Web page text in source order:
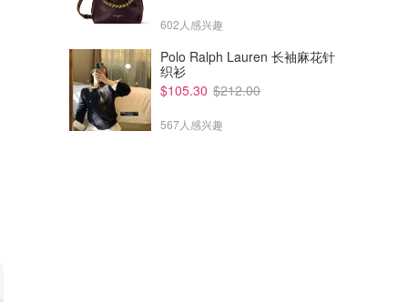
602人感兴趣
Polo Ralph Lauren 长袖麻花针
织衫
$105.30 $212.00
567人感兴趣